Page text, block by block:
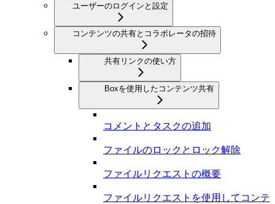
ユーザーのログインと設定
コンテンツの共有とコラボレータの招待
共有リンクの使い方
Boxを使用したコンテンツ共有
コメントとタスクの追加
ファイルのロックとロック解除
ファイルリクエストの概要
ファイルリクエストを使用してコンテ